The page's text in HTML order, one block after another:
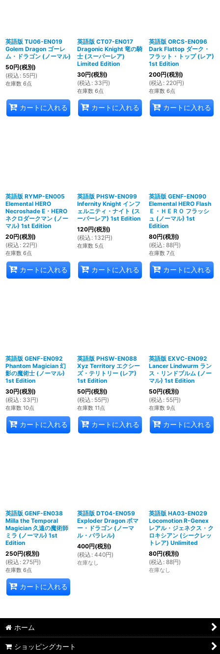
英語版 TU06-EN019
Golem Dragon ゴーレ
ム・ドラゴン (ノーマル)
50円(税別)
(税込 : 55円)
在庫数 6点
カートに入れる
英語版 CT07-EN017
Dragonic Knight 竜の騎
士 (スーパーレア)
Limited Edition
30円(税別)
(税込 : 33円)
在庫数 6点
カートに入れる
英語版 ORCS-EN096
Dark Flattop ダーク・
フラット・トップ (レア)
1st Edition
200円(税別)
(税込 : 220円)
在庫数 6点
カートに入れる
英語版 RYMP-EN005
Elemental HERO
Necroshade E・HERO
ネクロダークマン (ノー
マル) 1st Edition
20円(税別)
(税込 : 22円)
在庫数 6点
カートに入れる
英語版 PHSW-EN099
Infernity Knight インフ
ェルニティ・ナイト (ス
ーパーレア) 1st Edition
120円(税別)
(税込 : 132円)
在庫数 5点
カートに入れる
英語版 GENF-EN090
Elemental HERO Flash
Ｅ・ＨＥＲＯ フラッシ
ュ (ノーマル) 1st
Edition
80円(税別)
(税込 : 88円)
在庫数 7点
カートに入れる
英語版 GENF-EN092
Phantom Magician 幻
影の魔術士 (ノーマル)
1st Edition
30円(税別)
(税込 : 33円)
在庫数 10点
カートに入れる
英語版 PHSW-EN088
Xyz Territory エクシー
ズ・テリトリー (レア)
1st Edition
50円(税別)
(税込 : 55円)
在庫数 11点
カートに入れる
英語版 EXVC-EN092
Lancer Lindwurm ラン
ス・リンドブルム (ノー
マル) 1st Edition
50円(税別)
(税込 : 55円)
在庫数 9点
カートに入れる
英語版 GENF-EN038
Milla the Temporal
Magician 久遠の魔術師
ミラ (ノーマル) 1st
Edition
250円(税別)
(税込 : 275円)
在庫数 6点
カートに入れる
英語版 DT04-EN059
Exploder Dragon ボマ
ー・ドラゴン (ノーマ
ル・パラレル)
400円(税別)
(税込 : 440円)
在庫なし
英語版 HA03-EN029
Locomotion R-Genex
レアル・ジェネクス・ク
ロキシアン (シークレッ
トレア) Unlimited
80円(税別)
(税込 : 88円)
在庫なし
ホーム
ショッピングカート